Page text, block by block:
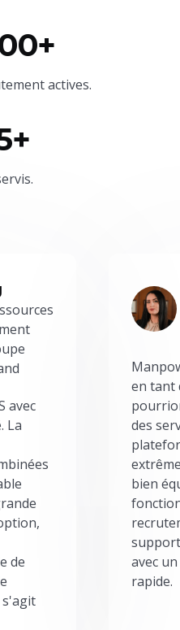
actives.
avec
La
de
s'agit
en tant
des
bien
avec
rapide.